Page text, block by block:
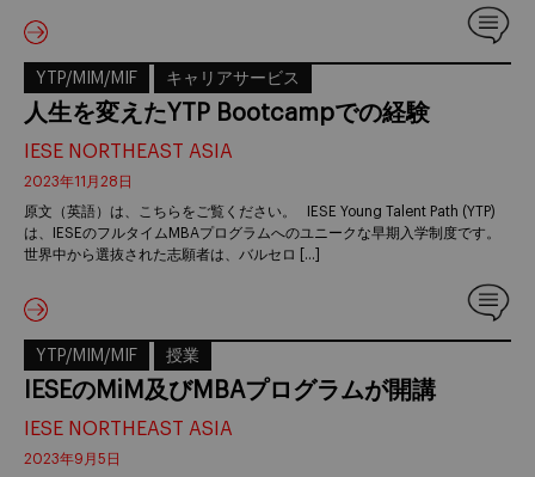
YTP/MIM/MIF キャリアサービス
人生を変えたYTP Bootcampでの経験
IESE NORTHEAST ASIA
2023年11月28日
原文（英語）は、こちらをご覧ください。 IESE Young Talent Path (YTP)
は、IESEのフルタイムMBAプログラムへのユニークな早期入学制度です。
世界中から選抜された志願者は、バルセロ […]
YTP/MIM/MIF 授業
IESEのMiM及びMBAプログラムが開講
IESE NORTHEAST ASIA
2023年9月5日